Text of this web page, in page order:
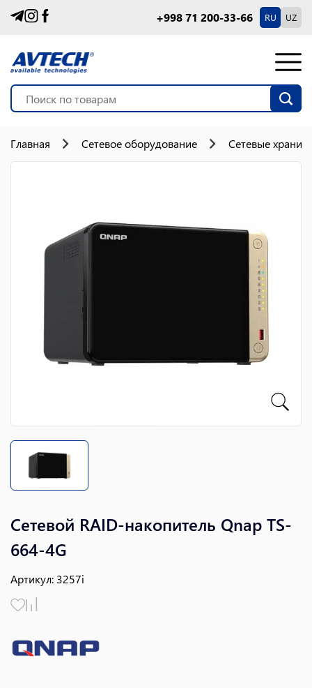
+998 71 200-33-66 RU UZ
Главная Сетевое оборудование Сетевые
Сетевой RAID-накопитель Qnap TS-
664-4G
Артикул: 3257i